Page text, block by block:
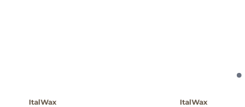
ItalWax ItalWax